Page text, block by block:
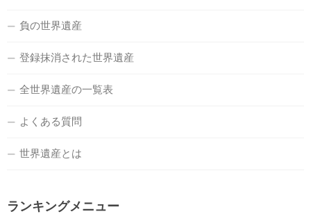
負の世界遺産
登録抹消された世界遺産
全世界遺産の一覧表
よくある質問
世界遺産とは
ランキングメニュー